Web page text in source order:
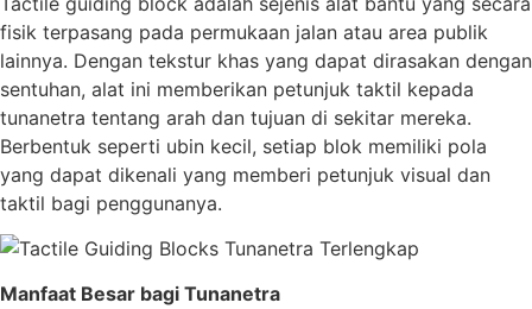
fisik terpasang pada permukaan jalan atau area publik
lainnya. Dengan tekstur khas yang dapat dirasakan dengan
sentuhan, alat ini memberikan petunjuk taktil kepada
tunanetra tentang arah dan tujuan di sekitar mereka.
Berbentuk seperti ubin kecil, setiap blok memiliki pola
yang dapat dikenali yang memberi petunjuk visual dan
taktil bagi penggunanya.
Manfaat Besar bagi Tunanetra